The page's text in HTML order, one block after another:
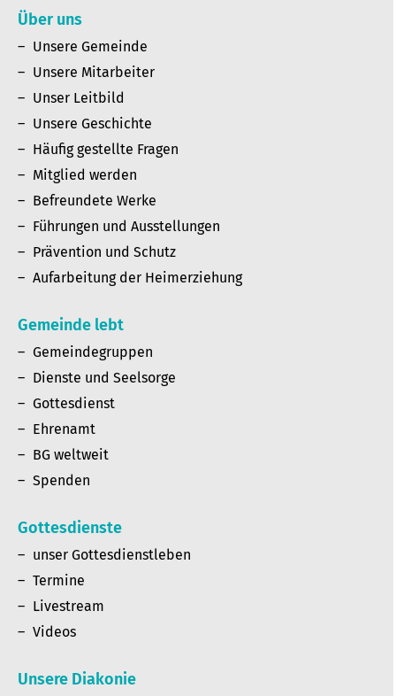
Über uns
Unsere Gemeinde
Unsere Mitarbeiter
Unser Leitbild
Unsere Geschichte
Häufig gestellte Fragen
Mitglied werden
Befreundete Werke
Führungen und Ausstellungen
Prävention und Schutz
Aufarbeitung der Heimerziehung
Gemeinde lebt
Gemeindegruppen
Dienste und Seelsorge
Gottesdienst
Ehrenamt
BG weltweit
Spenden
Gottesdienste
unser Gottesdienstleben
Termine
Livestream
Videos
Unsere Diakonie